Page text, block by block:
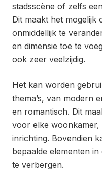
stadsscène of zelfs
Dit maakt het mogelijk
onmiddellijk te
en dimensie toe te
ook zeer veelzijdig.
Het kan worden
thema’s, van modern
en romantisch. Dit
voor elke woonkamer,
inrichting. Bovendien
bepaalde elementen
te verbergen.